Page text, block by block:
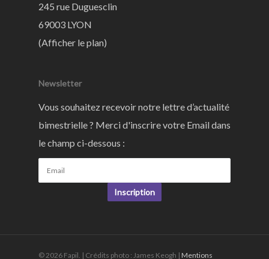
245 rue Duguesclin
69003 LYON
(Afficher le plan)
Newsletter
Vous souhaitez recevoir notre lettre d’actualité
bimestrielle ? Merci d'inscrire votre Email dans
le champ ci-dessous :
Inscription
© 2026 Fapil. | Crédits photo : James Keogh | Mentions